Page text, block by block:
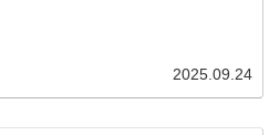
2025.09.24